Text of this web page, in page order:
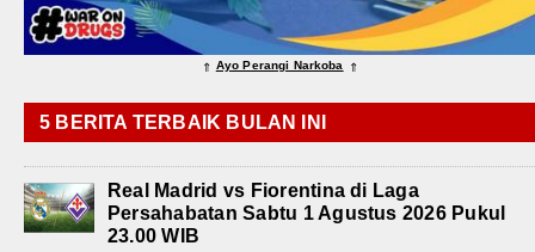
⇑ Ayo Perangi Narkoba ⇑
5 BERITA TERBAIK BULAN INI
Real Madrid vs Fiorentina di Laga
Persahabatan Sabtu 1 Agustus 2026 Pukul
23.00 WIB